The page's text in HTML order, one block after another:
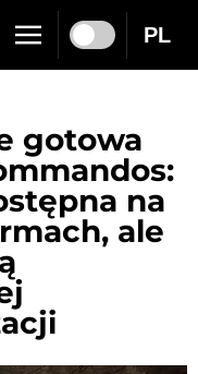
PL
gotowa
na
ale